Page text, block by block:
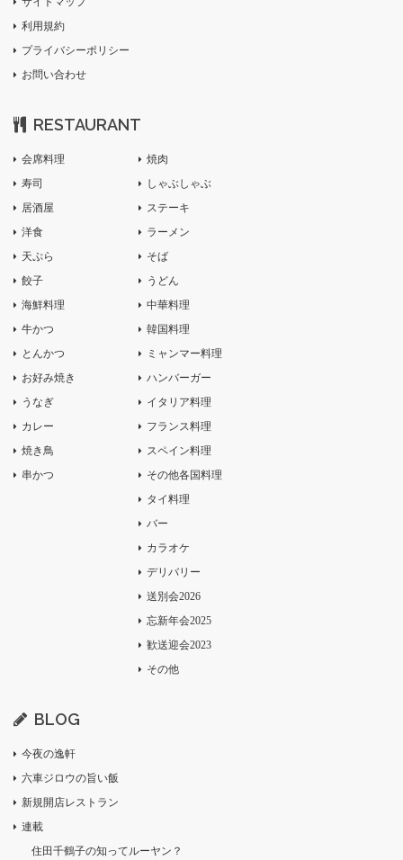
利用規約
プライバシーポリシー
お問い合わせ
RESTAURANT
会席料理
寿司
居酒屋
洋食
天ぷら
餃子
海鮮料理
牛かつ
とんかつ
お好み焼き
うなぎ
カレー
焼き鳥
串かつ
焼肉
しゃぶしゃぶ
ステーキ
ラーメン
そば
うどん
中華料理
韓国料理
ミャンマー料理
ハンバーガー
イタリア料理
フランス料理
スペイン料理
その他各国料理
タイ料理
バー
カラオケ
デリバリー
送別会2026
忘新年会2025
歓送迎会2023
その他
BLOG
今夜の逸軒
六車ジロウの旨い飯
新規開店レストラン
連載
住田千鶴子の知ってルーヤン？